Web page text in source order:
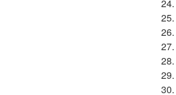
24.
25.
26.
27.
28.
29.
30.